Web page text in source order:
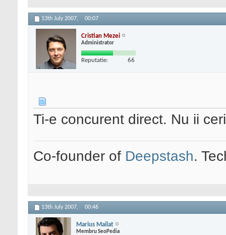
13th July 2007, 00:07
Cristian Mezei
Administrator
Reputatie: 66
Ti-e concurent direct. Nu ii
Co-founder of Deepstash.
13th July 2007, 00:46
Marius Mailat
Membru SeoPedia